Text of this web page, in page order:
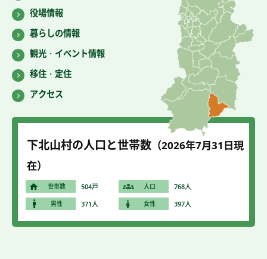
役場情報
暮らしの情報
観光・イベント情報
移住・定住
アクセス
下北山村の人口と世帯数 （2026年7月31 日現
在）
世帯数 504戸 人口 768人
男性 371人 女性 397人